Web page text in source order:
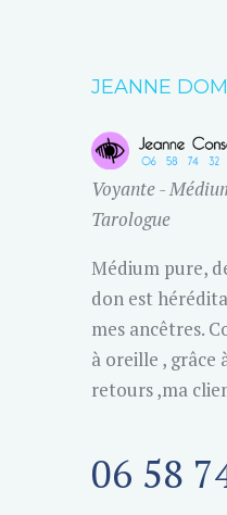
JEANNE
Voyante -
Tarologue
Médium pure,
don est
mes ancêtres.
à oreille , grâce
retours ,ma
06 58